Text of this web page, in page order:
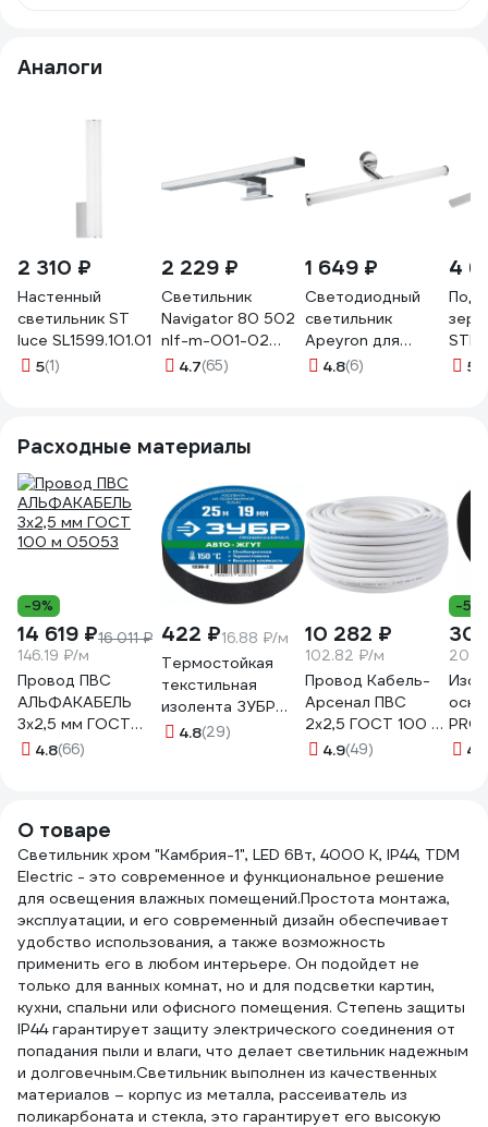
Аналоги
2 310 ₽
Настенный
светильник ST
luce SL1599.101.01
5(1)
2 229 ₽
Светильник
Navigator 80 502
nlf-m-001-02
подсветка для
4.7(65)
1 649 ₽
Светодиодный
светильник
Apeyron для
зеркальной
4.8(6)
4
5
Расходные материалы
-9%
14 619 ₽16 011 ₽
146.19 ₽/м
Провод ПВС
АЛЬФАКАБЕЛЬ
3х2,5 мм ГОСТ
100 м 05053
4.8(66)
422 ₽16.88 ₽/м
Термостойкая
текстильная
изолента ЗУБР
Авто-Жгут 19 мм х
4.8(29)
10 282 ₽
102.82 ₽/м
Провод Кабель-
Арсенал ПВС
2х2,5 ГОСТ 100 м
KARS-51186
4.9(49)
-5%
PRO
4.6
О товаре
Светильник хром "Камбрия-1", LED 6Вт, 4000 К, IP44, TDM
Electric - это современное и функциональное решение
для освещения влажных помещений.Простота монтажа,
эксплуатации, и его современный дизайн обеспечивает
удобство использования, а также возможность
применить его в любом интерьере. Он подойдет не
только для ванных комнат, но и для подсветки картин,
кухни, спальни или офисного помещения. Степень защиты
IP44 гарантирует защиту электрического соединения от
попадания пыли и влаги, что делает светильник надежным
и долговечным.Светильник выполнен из качественных
материалов – корпус из металла, рассеиватель из
поликарбоната и стекла, это гарантирует его высокую